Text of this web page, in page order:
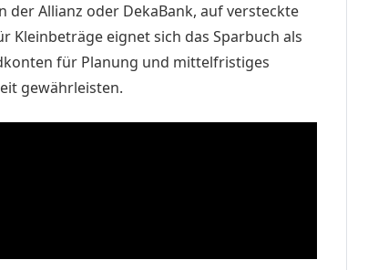
der Allianz oder DekaBank, auf versteckte
Kleinbeträge eignet sich das Sparbuch als
für Planung und mittelfristiges
gewährleisten.